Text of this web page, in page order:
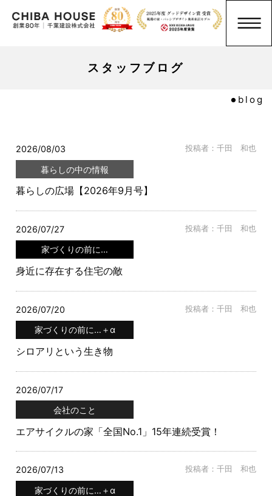
スタッフブログ
blog
2026/08/03
暮らしの中の情報
投稿者：千田 和也
暮らしの広場【2026年9月号】
2026/07/27
家づくりの前に…
投稿者：千田 和也
身近に存在する住宅の敵
2026/07/20
家づくりの前に…＋α
投稿者：千田 和也
シロアリという生き物
2026/07/17
会社のこと
エアサイクルの家「全国No.1」15年連続受賞！
2026/07/13
家づくりの前に…＋α
投稿者：千田 和也